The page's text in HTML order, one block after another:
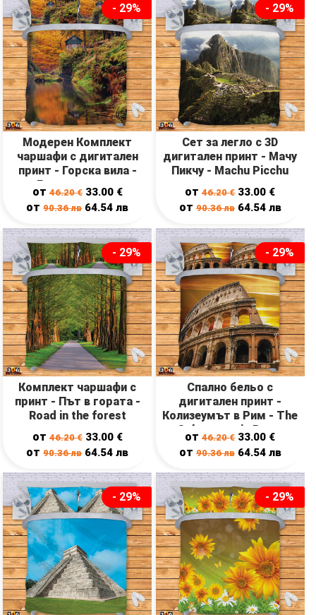
- 29%
Модерен Комплект
чаршафи с дигитален
принт - Горска вила -
Forest cottage
от46.20€ 33.00 €
от90.36лв 64.54лв
- 29%
Сет за легло с 3D
дигитален принт - Мачу
Пикчу - Machu Picchu
от46.20€ 33.00 €
от 90.36лв 64.54 лв
- 29%
Комплект чаршафи с
принт - Път в гората -
Road in the forest
от46.20€ 33.00 €
от90.36лв 64.54лв
- 29%
Спално бельо с
дигитален принт -
Колизеумът в Рим - The
Colosseum in Rome
от46.20€ 33.00 €
от 90.36лв 64.54 лв
- 29% - 29%